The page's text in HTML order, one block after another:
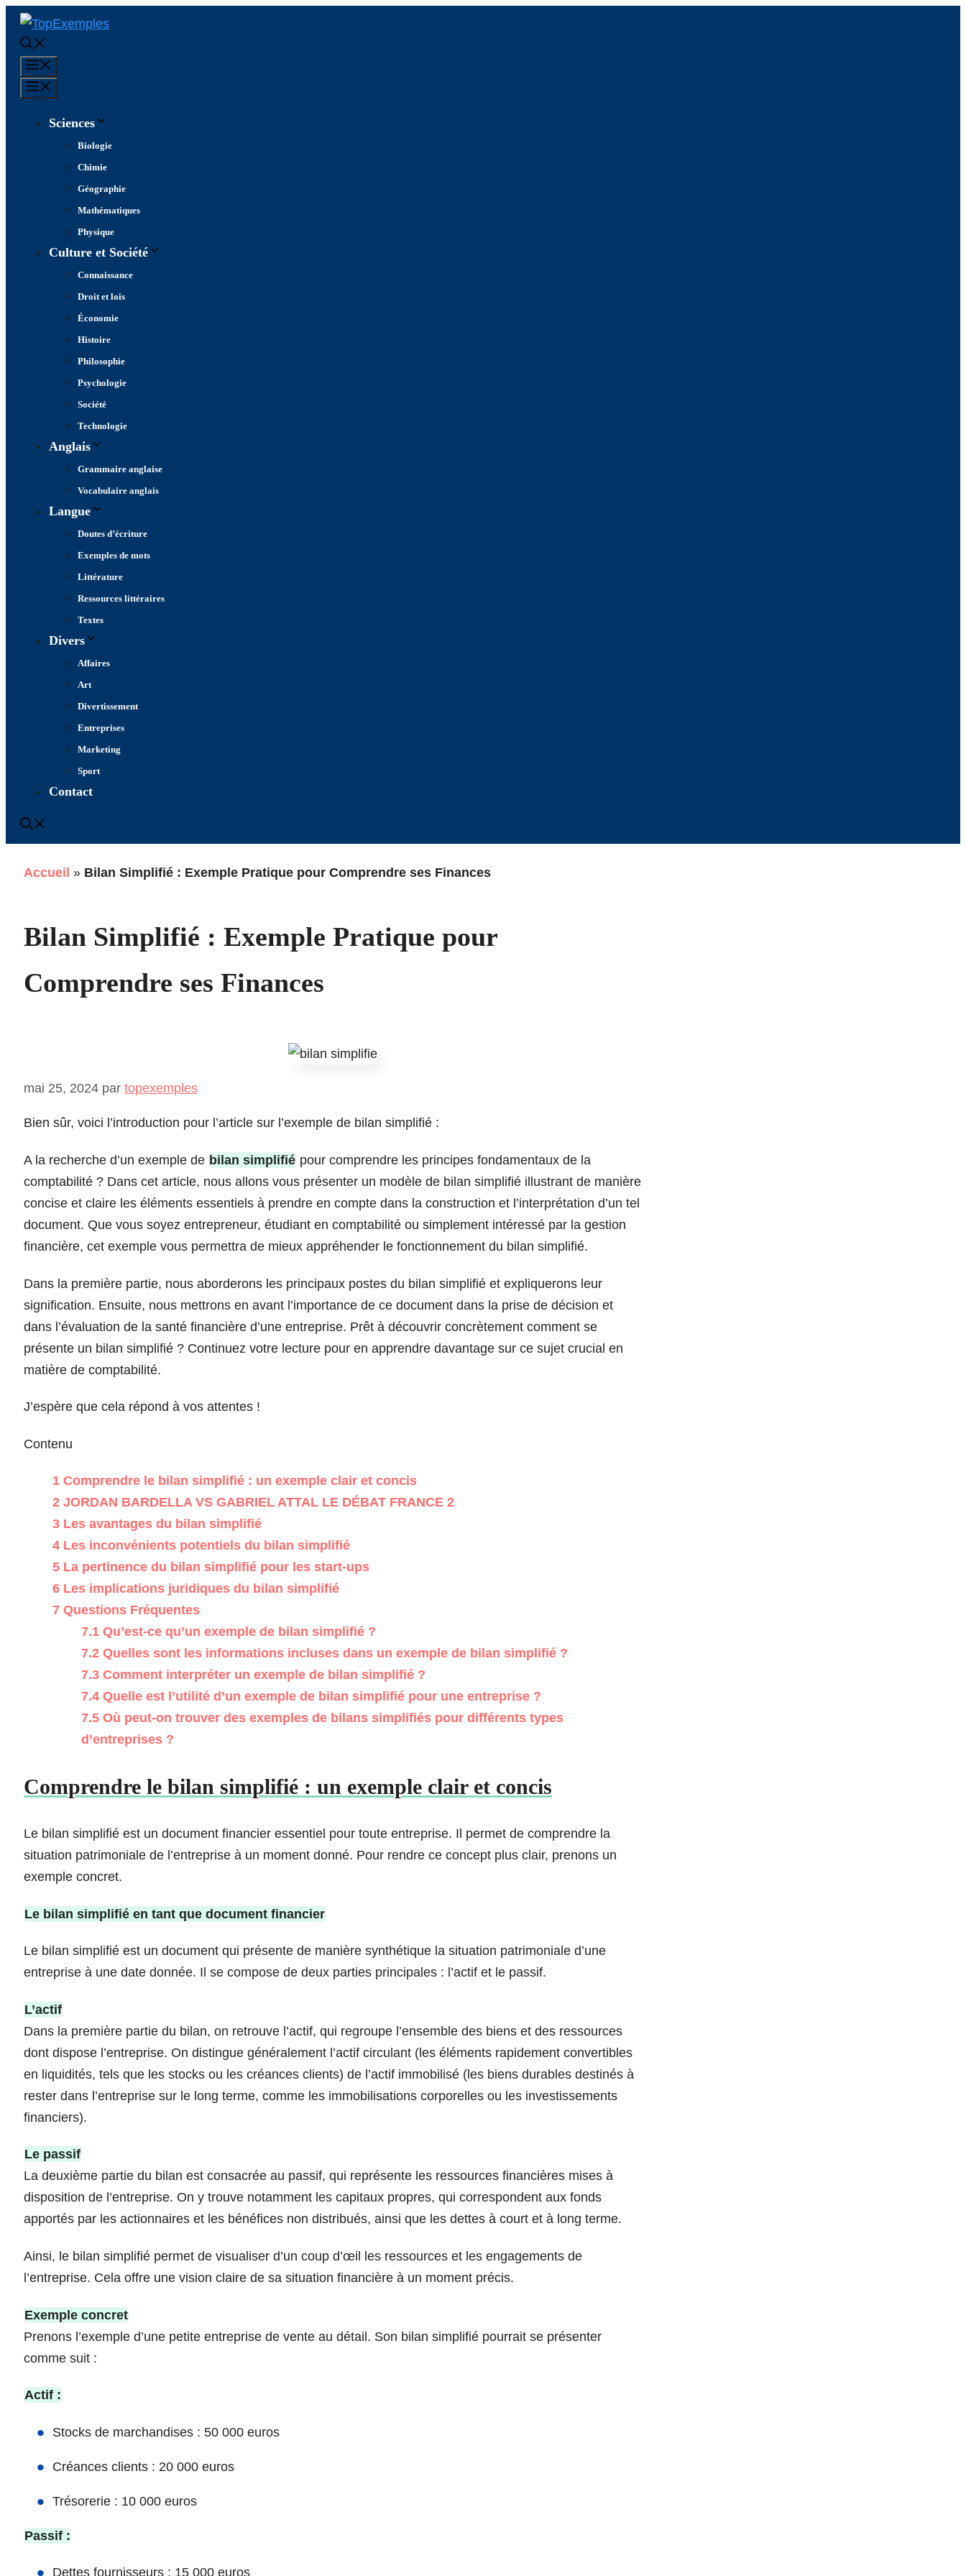
Aller
contenu
Sciences
Biologie
Chimie
Géographie
Mathématiques
Physique
Culture et Société
Connaissance
Droit et lois
Économie
Histoire
Philosophie
Psychologie
Société
Technologie
Anglais
Grammaire anglaise
Vocabulaire anglais
Langue
Doutes d’écriture
Exemples de mots
Littérature
Ressources littéraires
Textes
Divers
Affaires
Art
Divertissement
Entreprises
Marketing
Sport
Contact
Accueil » Bilan Simplifié : Exemple Pratique pour Comprendre ses Finances
Bilan Simplifié : Exemple Pratique pour
Comprendre ses Finances
mai 25, 2024 par topexemples
Bien sûr, voici l’introduction pour l’article sur l’exemple de bilan simplifié :
A la recherche d’un exemple de bilan simplifié pour comprendre les principes fondamentaux de la
comptabilité ? Dans cet article, nous allons vous présenter un modèle de bilan simplifié illustrant de manière
concise et claire les éléments essentiels à prendre en compte dans la construction et l’interprétation d’un tel
document. Que vous soyez entrepreneur, étudiant en comptabilité ou simplement intéressé par la gestion
financière, cet exemple vous permettra de mieux appréhender le fonctionnement du bilan simplifié.
Dans la première partie, nous aborderons les principaux postes du bilan simplifié et expliquerons leur
signification. Ensuite, nous mettrons en avant l’importance de ce document dans la prise de décision et
dans l’évaluation de la santé financière d’une entreprise. Prêt à découvrir concrètement comment se
présente un bilan simplifié ? Continuez votre lecture pour en apprendre davantage sur ce sujet crucial en
matière de comptabilité.
J’espère que cela répond à vos attentes !
Contenu
1 Comprendre le bilan simplifié : un exemple clair et concis
2 JORDAN BARDELLA VS GABRIEL ATTAL LE DÉBAT FRANCE 2
3 Les avantages du bilan simplifié
4 Les inconvénients potentiels du bilan simplifié
5 La pertinence du bilan simplifié pour les start-ups
6 Les implications juridiques du bilan simplifié
7 Questions Fréquentes
7.1 Qu’est-ce qu’un exemple de bilan simplifié ?
7.2 Quelles sont les informations incluses dans un exemple de bilan simplifié ?
7.3 Comment interpréter un exemple de bilan simplifié ?
7.4 Quelle est l’utilité d’un exemple de bilan simplifié pour une entreprise ?
7.5 Où peut-on trouver des exemples de bilans simplifiés pour différents types
d’entreprises ?
Comprendre le bilan simplifié : un exemple clair et concis
Le bilan simplifié est un document financier essentiel pour toute entreprise. Il permet de comprendre la
situation patrimoniale de l’entreprise à un moment donné. Pour rendre ce concept plus clair, prenons un
exemple concret.
Le bilan simplifié en tant que document financier
Le bilan simplifié est un document qui présente de manière synthétique la situation patrimoniale d’une
entreprise à une date donnée. Il se compose de deux parties principales : l’actif et le passif.
L’actif
Dans la première partie du bilan, on retrouve l’actif, qui regroupe l’ensemble des biens et des ressources
dont dispose l’entreprise. On distingue généralement l’actif circulant (les éléments rapidement convertibles
en liquidités, tels que les stocks ou les créances clients) de l’actif immobilisé (les biens durables destinés à
rester dans l’entreprise sur le long terme, comme les immobilisations corporelles ou les investissements
financiers).
Le passif
La deuxième partie du bilan est consacrée au passif, qui représente les ressources financières mises à
disposition de l’entreprise. On y trouve notamment les capitaux propres, qui correspondent aux fonds
apportés par les actionnaires et les bénéfices non distribués, ainsi que les dettes à court et à long terme.
Ainsi, le bilan simplifié permet de visualiser d’un coup d’œil les ressources et les engagements de
l’entreprise. Cela offre une vision claire de sa situation financière à un moment précis.
Exemple concret
Prenons l’exemple d’une petite entreprise de vente au détail. Son bilan simplifié pourrait se présenter
comme suit :
Actif :
Stocks de marchandises : 50 000 euros
Créances clients : 20 000 euros
Trésorerie : 10 000 euros
Passif :
Dettes fournisseurs : 15 000 euros